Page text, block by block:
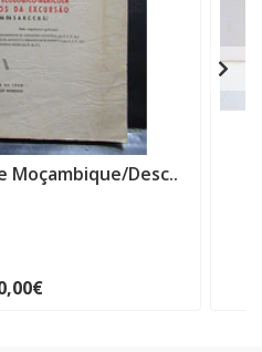
Moçambique/Desc..